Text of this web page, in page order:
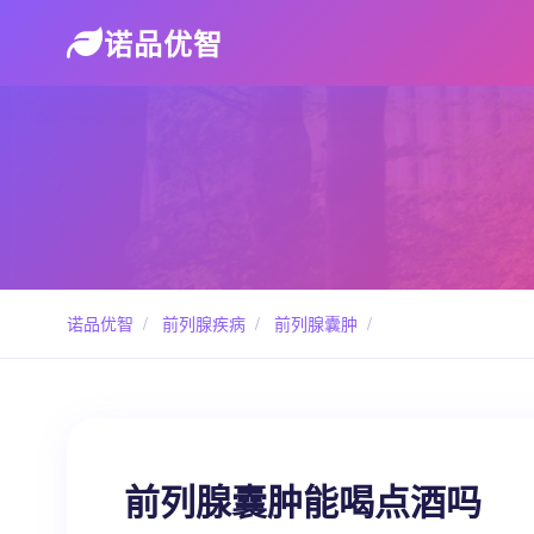
诺品优智
诺品优智 / 前列腺疾病 / 前列腺囊肿 /
前列腺囊肿能喝点酒吗